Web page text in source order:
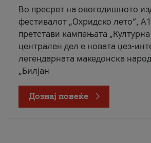
Во пресрет на овогодишното
фестивалот „Охридско лето“,
претстави кампањата „Културна
централен дел е новата џез-
легендарната македонска
„Билјан
Дознај повеќе